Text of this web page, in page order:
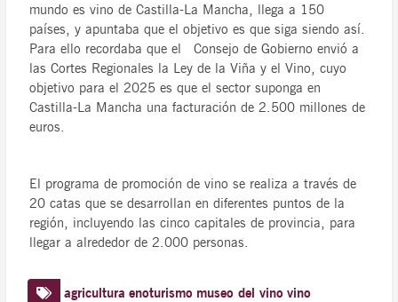
mundo es vino de Castilla-La Mancha, llega a 150
países, y apuntaba que el objetivo es que siga siendo así.
Para ello recordaba que el Consejo de Gobierno envió a
las Cortes Regionales la Ley de la Viña y el Vino, cuyo
objetivo para el 2025 es que el sector suponga en
Castilla-La Mancha una facturación de 2.500 millones de
euros.
El programa de promoción de vino se realiza a través de
20 catas que se desarrollan en diferentes puntos de la
región, incluyendo las cinco capitales de provincia, para
llegar a alrededor de 2.000 personas.
agricultura enoturismo museo del vino vino